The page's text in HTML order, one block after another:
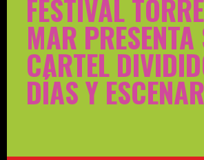
FESTIVAL
MAR PRESENTA
CARTEL
DÍAS Y